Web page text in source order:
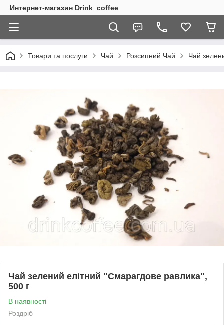
Интернет-магазин Drink_coffee
Товари та послуги Чай Розсипний Чай Чай
Чай зелений елітний "Смарагдове равлика",
500 г
В наявності
Роздріб